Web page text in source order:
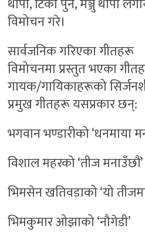
विमोचन गरे।
सार्वजनिक गरिएका गीतहरू
विमोचनमा प्रस्तुत भएका
गायक/गायिकाहरूको
प्रमुख गीतहरू यसप्रकार छन्:
भगवान भण्डारीको ‘धनमाया
विशाल महरको ‘तीज मनाउँछौं’
भिमसेन खतिवडाको ‘यो
भिमकुमार ओझाको ‘नौगेडी’